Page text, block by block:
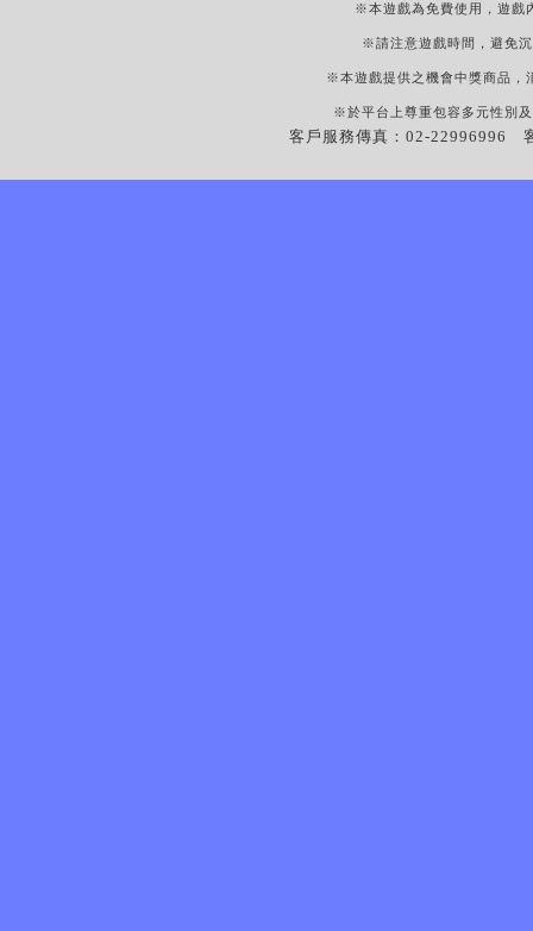
※本遊戲為免費使用，遊戲
※請注意遊戲時間，避免
※本遊戲提供之機會中獎商品，
※於平台上尊重包容多元性別
客戶服務傳真：02-22996996